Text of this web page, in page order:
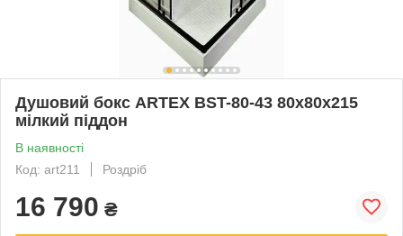
Душовий бокс ARTEX BST-80-43 80x80x215
мілкий піддон
В наявності
Код: art211
Роздріб
16 790 ₴